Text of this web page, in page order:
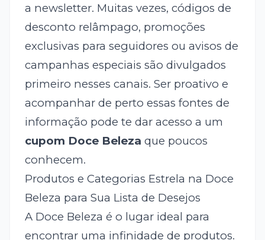
a newsletter. Muitas vezes, códigos de
desconto relâmpago, promoções
exclusivas para seguidores ou avisos de
campanhas especiais são divulgados
primeiro nesses canais. Ser proativo e
acompanhar de perto essas fontes de
informação pode te dar acesso a um
cupom Doce Beleza que poucos
conhecem.
Produtos e Categorias Estrela na Doce
Beleza para Sua Lista de Desejos
A Doce Beleza é o lugar ideal para
encontrar uma infinidade de produtos.